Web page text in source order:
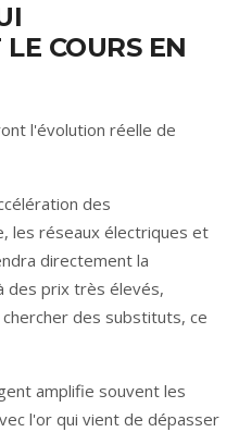
COURS EN
l'évolution réelle de
des
les réseaux électriques et
directement la
des prix très élevés,
des substituts, ce
amplifie souvent les
l'or qui vient de dépasser